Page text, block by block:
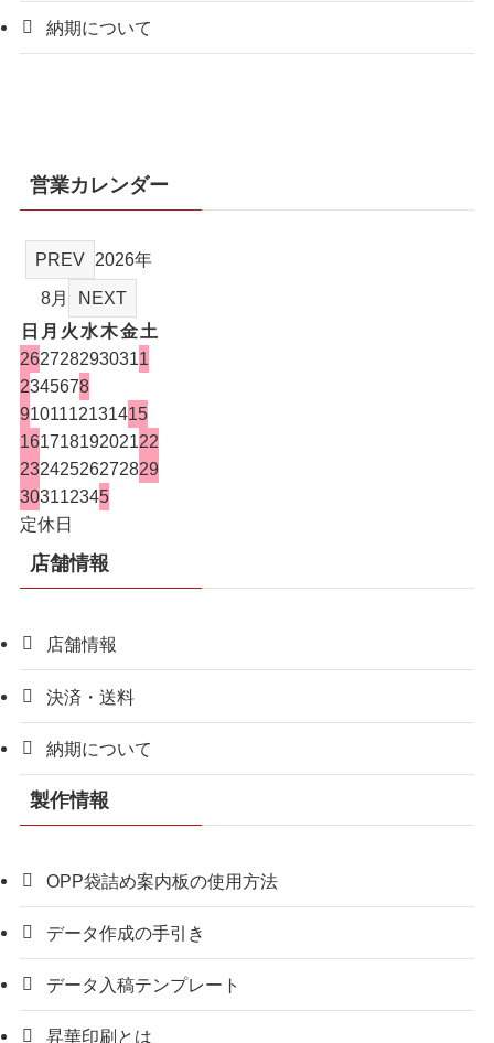
納期について
営業カレンダー
PREV 2026年
8月
NEXT
日 月 火 水木金土
2627282930311
2345678
9101112131415
16171819202122
23242526272829
303112345
定休日
店舗情報
店舗情報
決済・送料
納期について
製作情報
OPP袋詰め案内板の使用方法
データ作成の手引き
データ入稿テンプレート
昇華印刷とは